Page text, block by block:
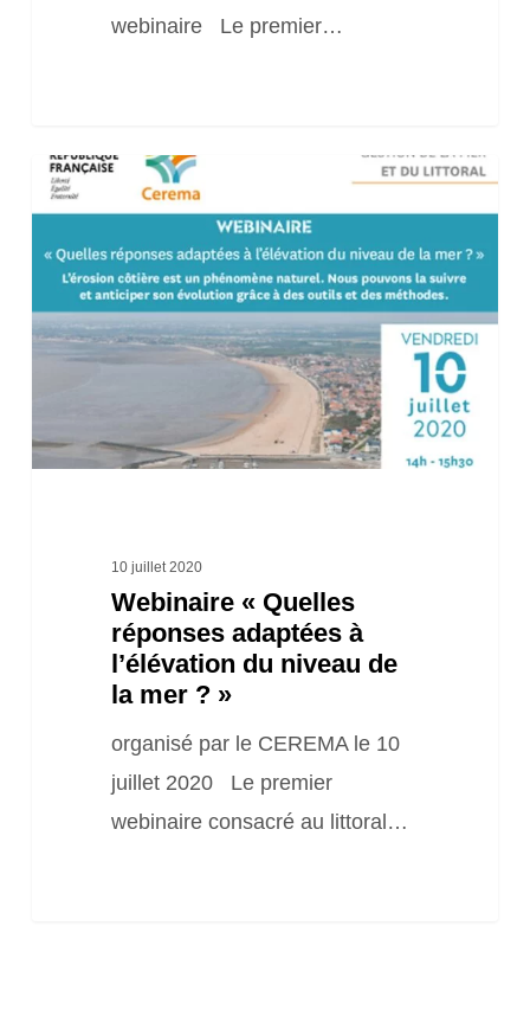
webinaire Le premier…
Webinaire
« Quelles
réponses
adaptées
à
l’élévation
niveau
10 juillet 2020
Webinaire « Quelles
réponses adaptées à
l’élévation du niveau de
la mer ? »
organisé par le CEREMA le 10
juillet 2020 Le premier
webinaire consacré au littoral…